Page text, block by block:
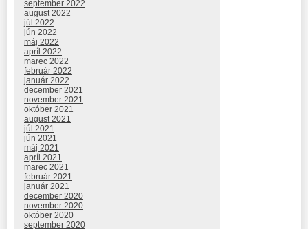
september 2022
august 2022
júl 2022
jún 2022
máj 2022
apríl 2022
marec 2022
február 2022
január 2022
december 2021
november 2021
október 2021
august 2021
júl 2021
jún 2021
máj 2021
apríl 2021
marec 2021
február 2021
január 2021
december 2020
november 2020
október 2020
september 2020